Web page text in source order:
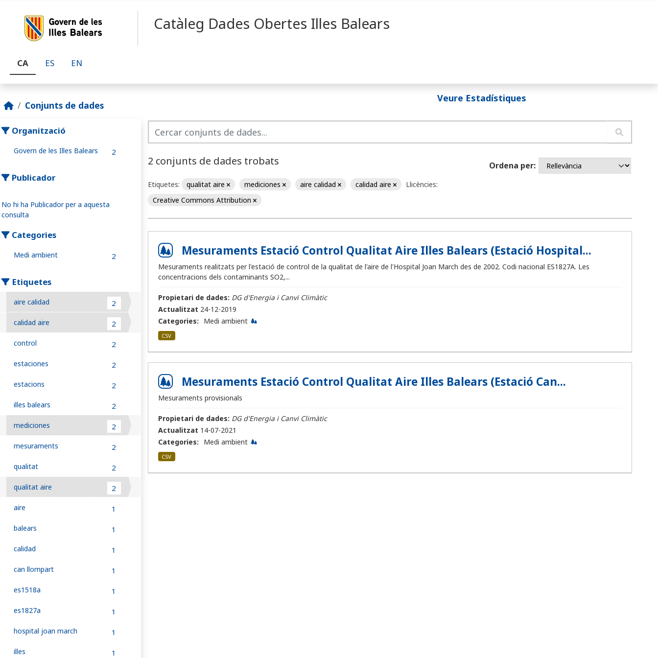
Catàleg Dades Obertes Illes Balears
CA ES EN
Veure Estadístiques
Conjunts de dades
Organització
Govern de les Illes Balears 2
Publicador
No hi ha Publicador per a aquesta
consulta
Categories
Medi ambient 2
Etiquetes
aire calidad 2
calidad aire 2
control 2
estaciones 2
estacions 2
illes balears 2
mediciones 2
mesuraments 2
qualitat 2
qualitat aire 2
aire 1
balears 1
calidad 1
can llompart 1
es1518a 1
es1827a 1
hospital joan march 1
illes 1
Ordena per
2 conjunts de dades trobats
Etiquetes: qualitat aire mediciones aire calidad calidad aire
Llicències:
Creative Commons Attribution
Mesuraments Estació Control Qualitat Aire Illes Balears (Estació Hospital...
Mesuraments realitzats per l'estació de control de la qualitat de l'aire de l'Hospital Joan March des de 2002. Codi nacional ES1827A. Les
concentracions dels contaminants SO2,...
Propietari de dades: DG d'Energia i Canvi Climàtic
Actualitzat 24-12-2019
Categories:
Medi ambient
CSV
Mesuraments Estació Control Qualitat Aire Illes Balears (Estació Can...
Mesuraments provisionals
Propietari de dades: DG d'Energia i Canvi Climàtic
Actualitzat 14-07-2021
Categories:
Medi ambient
CSV